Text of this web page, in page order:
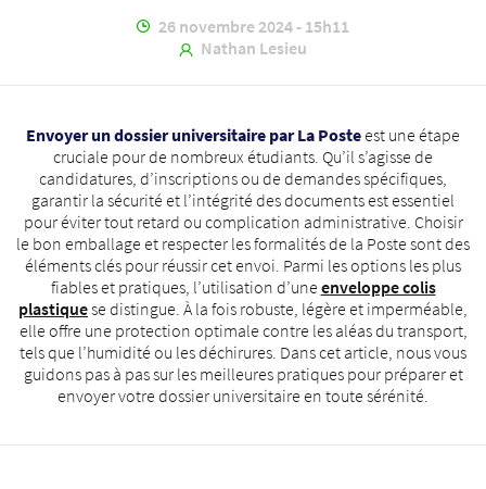
26 novembre 2024 - 15h11
Nathan Lesieu
Envoyer un dossier universitaire par La Posteest une étape
cruciale pour de nombreux étudiants. Qu’il s’agisse de
candidatures, d’inscriptions ou de demandes spécifiques,
garantir la sécurité et l’intégrité des documents est essentiel
pour éviter tout retard ou complication administrative. Choisir
le bon emballage et respecter les formalités de la Poste sont des
éléments clés pour réussir cet envoi. Parmi les options les plus
fiables et pratiques, l’utilisation d’uneenveloppe colis
plastiquese distingue. À la fois robuste, légère et imperméable,
elle offre une protection optimale contre les aléas du transport,
tels que l’humidité ou les déchirures. Dans cet article, nous vous
guidons pas à pas sur les meilleures pratiques pour préparer et
envoyer votre dossier universitaire en toute sérénité.